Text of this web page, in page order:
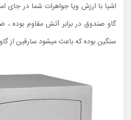
اشیا با ارزش ویا جواهرات شما در جای
گاو صندوق در برابر آتش مقاوم بوده
سنگین بوده که باعث میشود سارقین از